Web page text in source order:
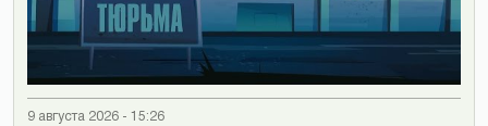
9 августа 2026 - 15:26